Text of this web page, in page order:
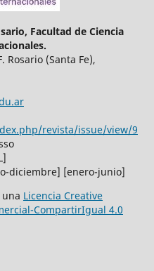
Facultad de Ciencia
Rosario (Santa Fe),
revista/issue/view/9
diciembre] [enero-junio]
Licencia Creative
CompartirIgual 4.0